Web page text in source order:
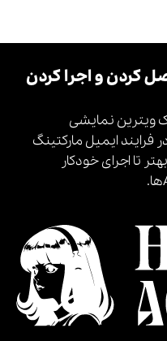
کردن و اجرا کردن
ویترین نمایشی
ایمیل مارکتینگ
تا اجرای خودکار